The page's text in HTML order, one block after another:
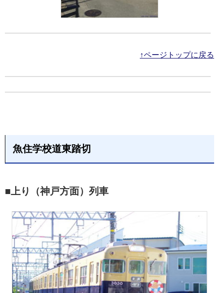
↑ページトップに戻る
魚住学校道東踏切
■上り（神戸方面）列車